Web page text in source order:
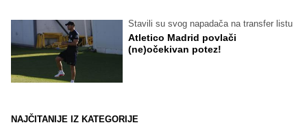
Stavili su svog napadača na transfer listu
Atletico Madrid povlači
(ne)očekivan potez!
NAJČITANIJE IZ KATEGORIJE